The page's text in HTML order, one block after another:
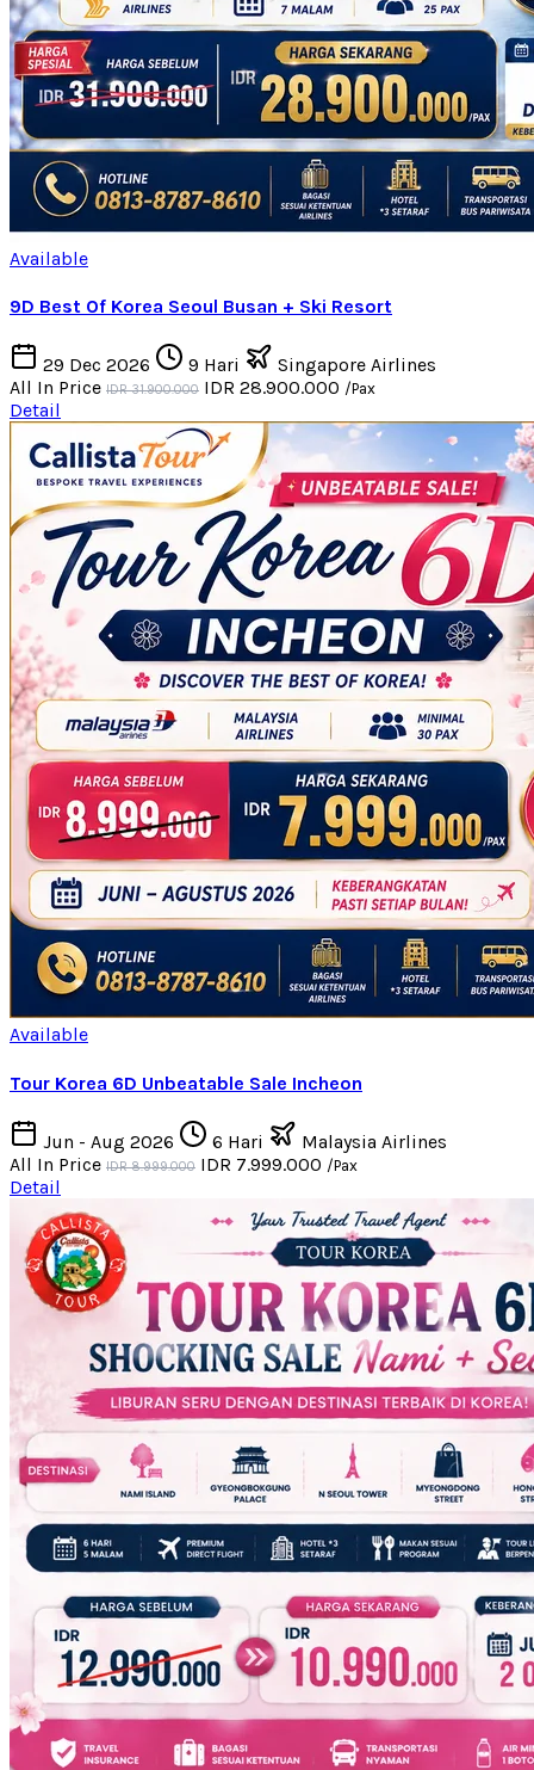
Available
9D Best Of Korea Seoul Busan + Ski Resort
29 Dec 2026 9 Hari
Singapore Airlines
All In Price IDR 31.900.000 IDR 28.900.000 /Pax
Detail
Available
Tour Korea 6D Unbeatable Sale Incheon
Jun - Aug 2026 6 Hari
Malaysia Airlines
All In Price IDR 8.999.000 IDR 7.999.000 /Pax
Detail